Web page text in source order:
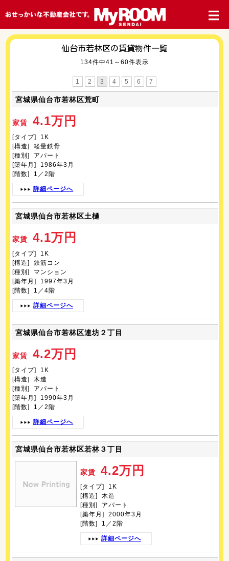
仙台市若林区の賃貸物件一覧
134件中41～60件表示
1 2 3 4 5 6 7
宮城県仙台市若林区荒町
家賃4.1万円
[タイプ] 1K
[構造] 軽量鉄骨
[種別] アパート
[築年月] 1986年3月
[階数] 1／2階
詳細ページへ
宮城県仙台市若林区土樋
家賃4.1万円
[タイプ] 1K
[構造] 鉄筋コン
[種別] マンション
[築年月] 1997年3月
[階数] 1／4階
詳細ページへ
宮城県仙台市若林区連坊２丁目
家賃4.2万円
[タイプ] 1K
[構造] 木造
[種別] アパート
[築年月] 1990年3月
[階数] 1／2階
詳細ページへ
宮城県仙台市若林区若林３丁目
家賃 4.2万円
[タイプ] 1K
[構造] 木造
[種別] アパート
[築年月] 2000年3月
[階数] 1／2階
詳細ページへ